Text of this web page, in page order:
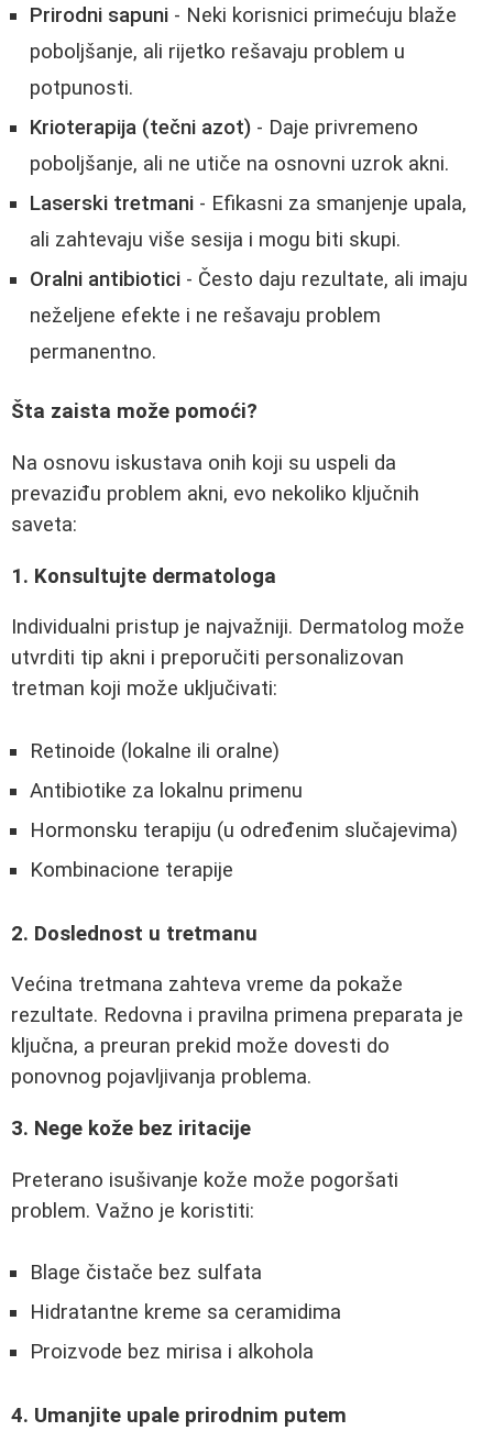
Prirodni sapuni - Neki korisnici primećuju blaže
poboljšanje, ali rijetko rešavaju problem u
potpunosti.
Krioterapija (tečni azot) - Daje privremeno
poboljšanje, ali ne utiče na osnovni uzrok akni.
Laserski tretmani - Efikasni za smanjenje upala,
ali zahtevaju više sesija i mogu biti skupi.
Oralni antibiotici - Često daju rezultate, ali imaju
neželjene efekte i ne rešavaju problem
permanentno.
Šta zaista može pomoći?
Na osnovu iskustava onih koji su uspeli da
prevaziđu problem akni, evo nekoliko ključnih
saveta:
1. Konsultujte dermatologa
Individualni pristup je najvažniji. Dermatolog može
utvrditi tip akni i preporučiti personalizovan
tretman koji može uključivati:
Retinoide (lokalne ili oralne)
Antibiotike za lokalnu primenu
Hormonsku terapiju (u određenim slučajevima)
Kombinacione terapije
2. Doslednost u tretmanu
Većina tretmana zahteva vreme da pokaže
rezultate. Redovna i pravilna primena preparata je
ključna, a preuran prekid može dovesti do
ponovnog pojavljivanja problema.
3. Nege kože bez iritacije
Preterano isušivanje kože može pogoršati
problem. Važno je koristiti:
Blage čistače bez sulfata
Hidratantne kreme sa ceramidima
Proizvode bez mirisa i alkohola
4. Umanjite upale prirodnim putem